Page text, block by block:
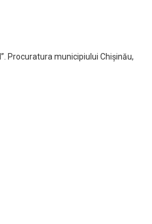
Procuratura municipiului Chișinău,